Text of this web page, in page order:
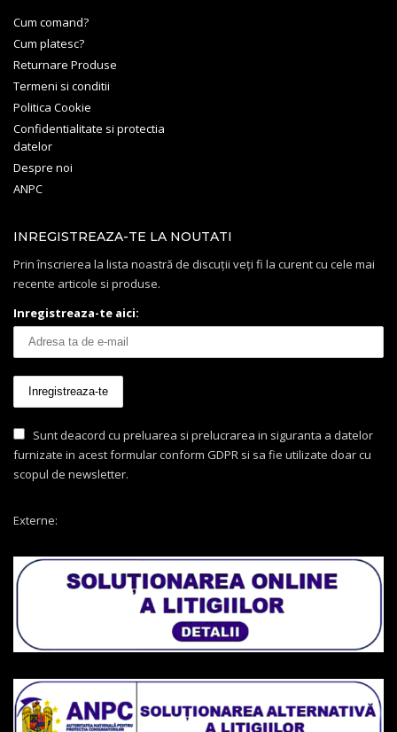
Cum comand?
Cum platesc?
Returnare Produse
Termeni si conditii
Politica Cookie
Confidentialitate si protectia
datelor
Despre noi
ANPC
INREGISTREAZA-TE LA NOUTATI
Prin înscrierea la lista noastră de discuții veți fi la curent cu cele mai
recente articole si produse.
Inregistreaza-te aici:
Sunt deacord cu preluarea si prelucrarea in siguranta a datelor
furnizate in acest formular conform GDPR si sa fie utilizate doar cu
scopul de newsletter.
Externe: